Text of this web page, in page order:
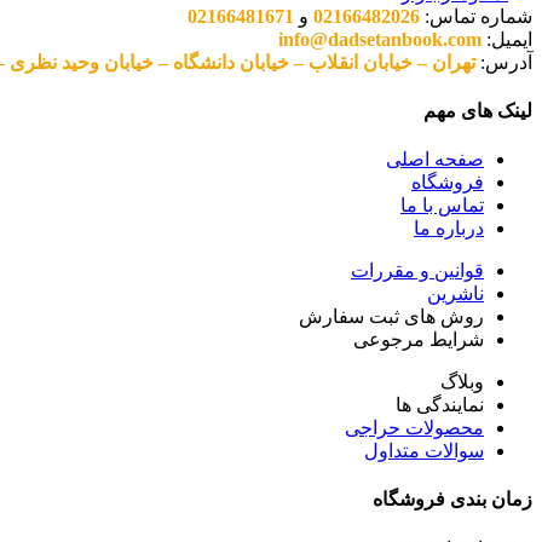
شماره تماس: 02166482026 و 02166481671
ایمیل: info@dadsetanbook.com
آدرس:تهران – خیابان انقلاب – خیابان دانشگاه – خیابان وحید نظری – پلاک 49 واحد 3 کد پستی:
لینک های مهم
صفحه اصلی
فروشگاه
تماس با ما
درباره ما
قوانین و مقررات
ناشرین
روش های ثبت سفارش
شرایط مرجوعی
وبلاگ
نمایندگی ها
محصولات حراجی
سوالات متداول
زمان بندی فروشگاه